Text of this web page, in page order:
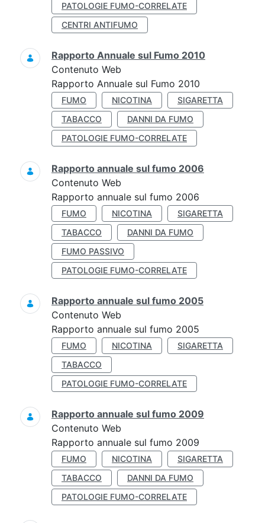
PATOLOGIE FUMO-CORRELATE
CENTRI ANTIFUMO
Rapporto Annuale sul Fumo 2010
Contenuto Web
Rapporto Annuale sul Fumo 2010
FUMO NICOTINA
SIGARETTA
TABACCO
DANNI DA FUMO
PATOLOGIE FUMO-CORRELATE
Rapporto annuale sul fumo 2006
Contenuto Web
Rapporto annuale sul fumo 2006
FUMO NICOTINA
SIGARETTA
TABACCO
DANNI DA FUMO
FUMO PASSIVO
PATOLOGIE FUMO-CORRELATE
Rapporto annuale sul fumo 2005
Contenuto Web
Rapporto annuale sul fumo 2005
FUMO NICOTINA
SIGARETTA
TABACCO
PATOLOGIE FUMO-CORRELATE
Rapporto annuale sul fumo 2009
Contenuto Web
Rapporto annuale sul fumo 2009
FUMO NICOTINA
SIGARETTA
TABACCO
DANNI DA FUMO
PATOLOGIE FUMO-CORRELATE